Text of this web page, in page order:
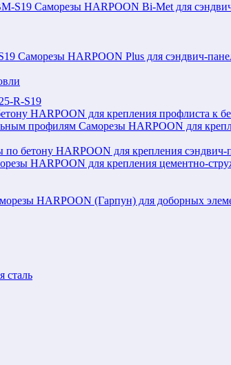
Саморезы HARPOON Bi-Met для
Саморезы HARPOON Plus для сэндвич-
R-S19
HARPOON для крепления профлиста к
Саморезы HARPOON для
бетону HARPOON для крепления сэндвич-
HARPOON для крепления цементно-
HARPOON (Гарпун) для доборных
сталь